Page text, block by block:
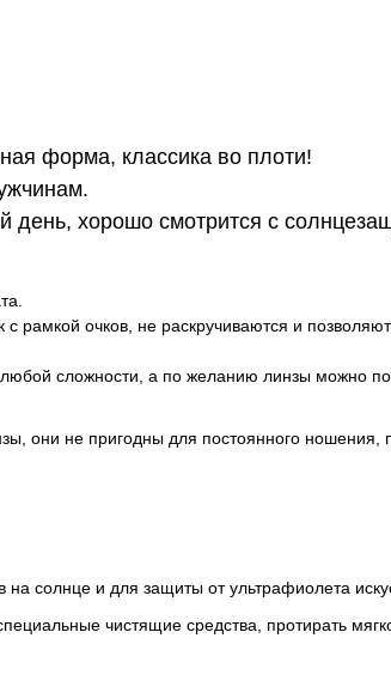
форма, классика во плоти!
день, хорошо смотрится с
рамкой очков, не раскручиваются и
сложности, а по желанию линзы можно
они не пригодны для постоянного
солнце и для защиты от ультрафиолета
чистящие средства, протирать